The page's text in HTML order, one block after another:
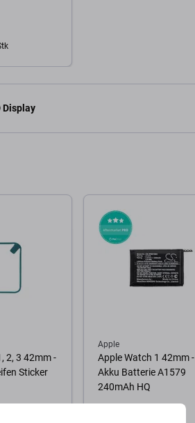
Display
2, 3 42mm -
Sticker
Apple
Apple Watch 1 42mm -
Akku Batterie A1579
240mAh HQ